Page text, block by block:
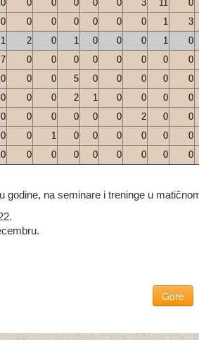
0 0 0 0 0 0 3 11 0
0 0 0 0 0 0 0 1 3
1 2 0 1 0 0 0 1 0
7 0 0 0 0 0 0 0 0
0 0 0 5 0 0 0 0 0
0 0 0 2 1 0 0 0 0
0 0 0 0 0 0 2 0 0
0 0 1 0 0 0 0 0 0
0 0 0 0 0 0 0 0 0
na seminare i treninge u
Gore